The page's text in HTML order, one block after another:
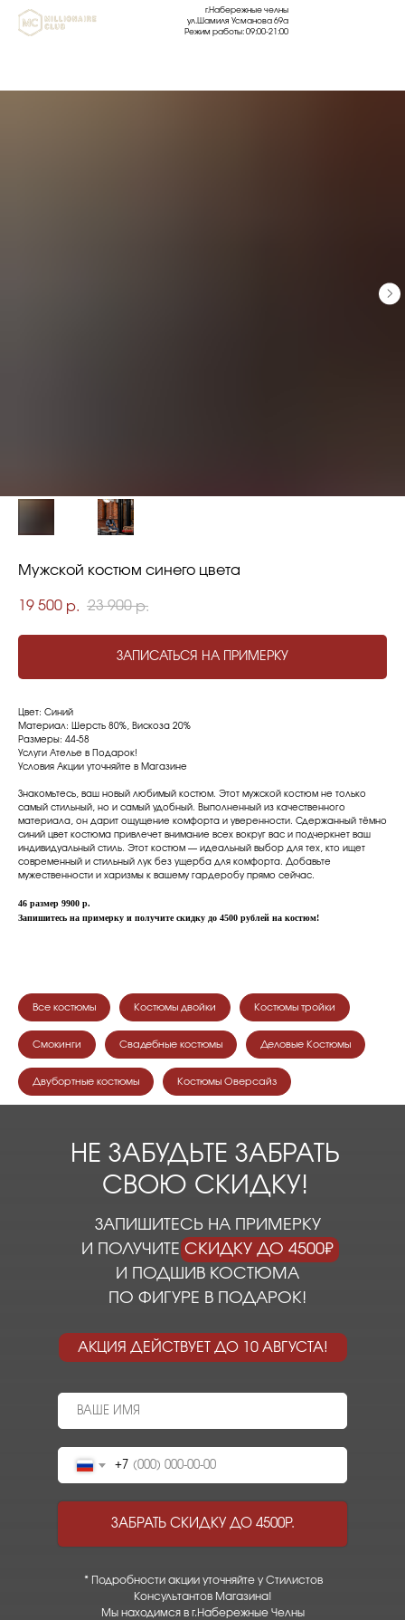
г.Набережные челны
ул.Шамиля Усманова 69а
Режим работы: 09:00-21:00
Мужской костюм синего цвета
19 500 р. 23 900 р.
ЗАПИСАТЬСЯ НА ПРИМЕРКУ
Цвет: Синий
Материал: Шерсть 80%, Вискоза 20%
Размеры: 44-58
Услуги Ателье в Подарок!
Условия Акции уточняйте в Магазине
Знакомьтесь, ваш новый любимый костюм. Этот мужской костюм не только
самый стильный, но и самый удобный. Выполненный из качественного
материала, он дарит ощущение комфорта и уверенности. Сдержанный тёмно
синий цвет костюма привлечет внимание всех вокруг вас и подчеркнет ваш
индивидуальный стиль. Этот костюм — идеальный выбор для тех, кто ищет
современный и стильный лук без ущерба для комфорта. Добавьте
мужественности и харизмы к вашему гардеробу прямо сейчас.
46 размер 9900 р.
Запишитесь на примерку и получите скидку до 4500 рублей на костюм!
Все костюмы Костюмы двойки Костюмы тройки
Смокинги Свадебные костюмы Деловые Костюмы
Двубортные костюмы Костюмы Оверсайз
НЕ ЗАБУДЬТЕ ЗАБРАТЬ
СВОЮ СКИДКУ!
ЗАПИШИТЕСЬ НА ПРИМЕРКУ
И ПОЛУЧИТЕ СКИДКУ ДО 4500₽
И ПОДШИВ КОСТЮМА
ПО ФИГУРЕ В ПОДАРОК!
АКЦИЯ ДЕЙСТВУЕТ ДО 10 АВГУСТА!
* Подробности акции уточняйте у Стилистов
Консультантов Магазина!
Мы находимся в г.Набережные Челны
+7
ЗАБРАТЬ СКИДКУ ДО 4500Р.